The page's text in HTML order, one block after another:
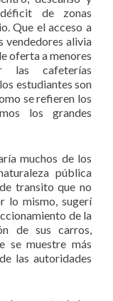
de zonas
Que el acceso a
vendedores alivia
oferta a menores
las cafeterías
estudiantes son
se refieren los
los grandes
muchos de los
pública
transito que no
lo mismo, sugerí
de la
de sus carros,
se muestre más
las autoridades